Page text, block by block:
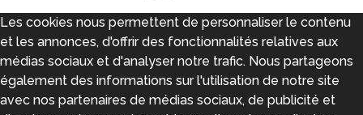
Les cookies nous permettent de personnaliser le contenu
et les annonces, d'offrir des fonctionnalités relatives aux
médias sociaux et d'analyser notre trafic. Nous partageons
également des informations sur l'utilisation de notre site
avec nos partenaires de médias sociaux, de publicité et